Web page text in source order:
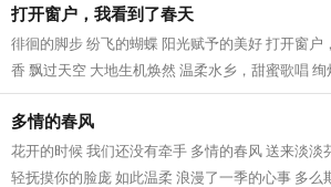
打开窗户，我看到了春天
徘徊的脚步 纷飞的蝴蝶 阳光赋予的美好 打开窗户
香 飘过天空 大地生机焕然 温柔水乡，甜蜜歌唱 绚
多情的春风
花开的时候 我们还没有牵手 多情的春风 送来淡淡
轻抚摸你的脸庞 如此温柔 浪漫了一季的心事 多么